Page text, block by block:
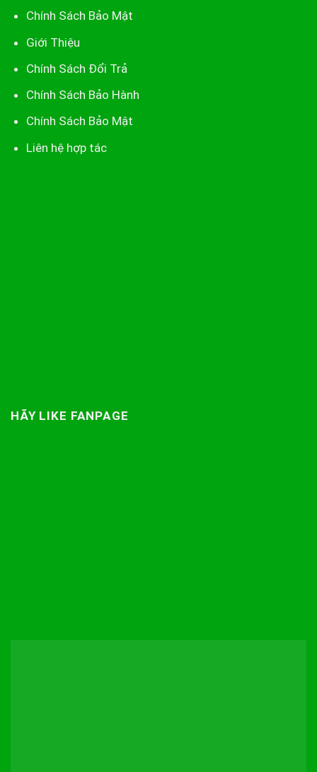
Chính Sách Bảo Mật
Giới Thiệu
Chính Sách Đổi Trả
Chính Sách Bảo Hành
Chính Sách Bảo Mật
Liên hệ hợp tác
HÃY LIKE FANPAGE